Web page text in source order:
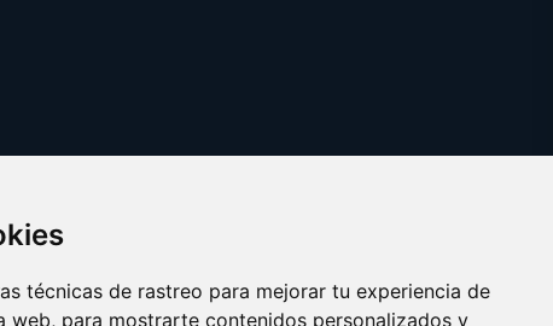
técnicas de rastreo para mejorar tu experiencia de
web, para mostrarte contenidos personalizados y